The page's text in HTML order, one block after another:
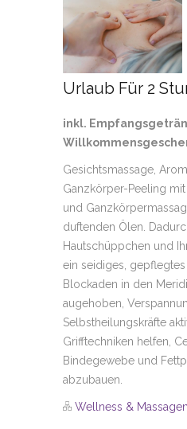
Urlaub Für 2
inkl.
Gesichtsmassage,
Ganzkörper-Peeling
und
duftenden Ölen.
Hautschüppchen und
ein seidiges,
Blockaden in den
augehoben,
Selbstheilungskräfte
Grifftechniken helfen,
Bindegewebe und
abzubauen.
Wellness & Massagen